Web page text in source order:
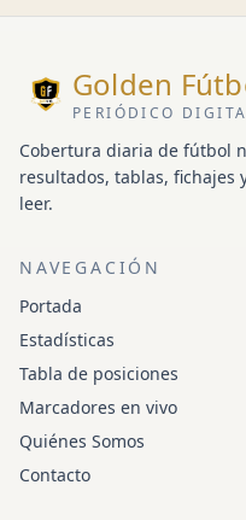
Golden
PERIÓDICO
Cobertura diaria de fútbol
resultados, tablas,
leer.
NAVEGACIÓN
Portada
Estadísticas
Tabla de posiciones
Marcadores en vivo
Quiénes Somos
Contacto